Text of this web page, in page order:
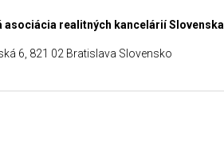
asociácia realitných kancelárií Slovenska
6, 821 02 Bratislava Slovensko